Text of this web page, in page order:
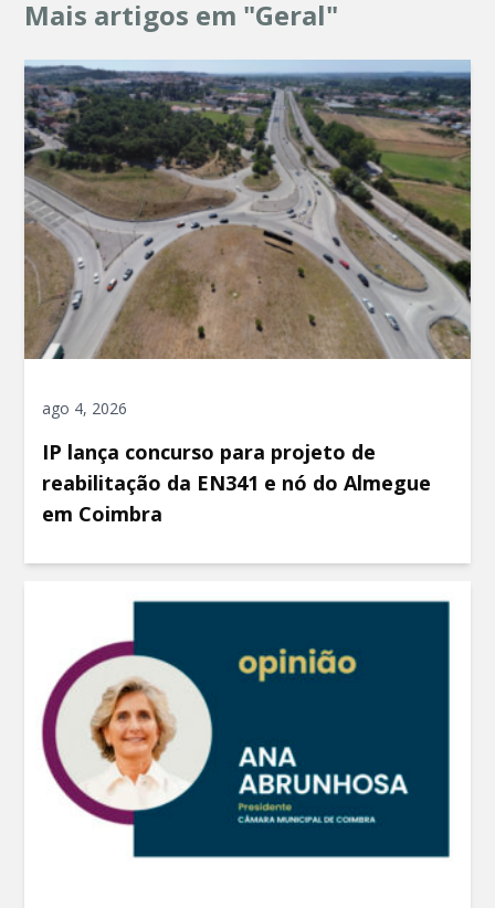
Mais artigos em "Geral"
ago 4, 2026
IP lança concurso para projeto de
reabilitação da EN341 e nó do Almegue
em Coimbra